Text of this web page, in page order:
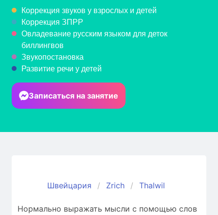
Коррекция звуков у взрослых и детей
Коррекция ЗПРР
Овладевание русским языком для деток
биллингвов
Звукопостановка
Развитие речи у детей
Записаться на занятие
Швейцария Zrich Thalwil
Нормально выражать мысли с помощью слов